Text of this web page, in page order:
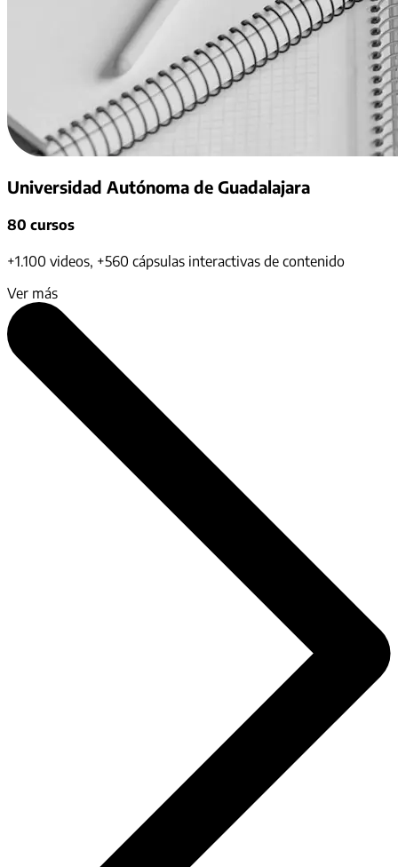
Universidad Autónoma de Guadalajara
80 cursos
+1.100 videos, +560 cápsulas interactivas de contenido
Ver más